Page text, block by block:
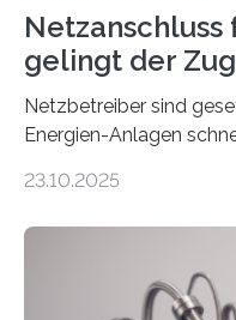
Netzanschluss
gelingt der
Netzbetreiber sind
Energien-Anlagen
ermöglichen. Doch der
einem „Anschlussstau“.
Umweltenergierecht
neuen Bericht für die
23.10.2025